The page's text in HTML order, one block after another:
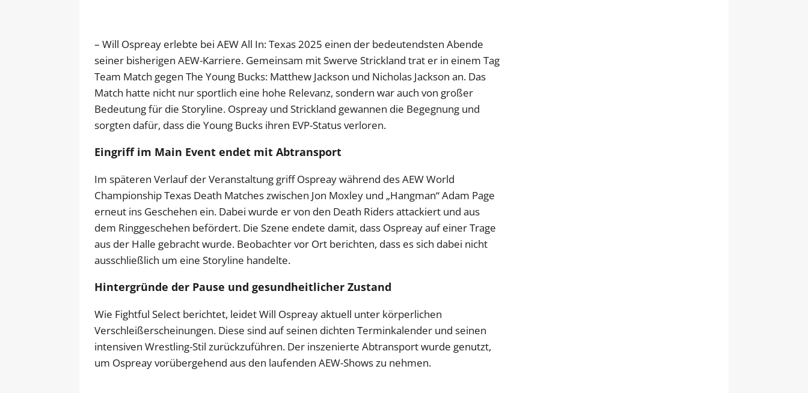
– Will Ospreay erlebte bei AEW All In: Texas 2025 einen der bedeutendsten Abende
seiner bisherigen AEW-Karriere. Gemeinsam mit Swerve Strickland trat er in einem Tag
Team Match gegen The Young Bucks: Matthew Jackson und Nicholas Jackson an. Das
Match hatte nicht nur sportlich eine hohe Relevanz, sondern war auch von großer
Bedeutung für die Storyline. Ospreay und Strickland gewannen die Begegnung und
sorgten dafür, dass die Young Bucks ihren EVP-Status verloren.
Eingriff im Main Event endet mit Abtransport
Im späteren Verlauf der Veranstaltung griff Ospreay während des AEW World
Championship Texas Death Matches zwischen Jon Moxley und „Hangman“ Adam Page
erneut ins Geschehen ein. Dabei wurde er von den Death Riders attackiert und aus
dem Ringgeschehen befördert. Die Szene endete damit, dass Ospreay auf einer Trage
aus der Halle gebracht wurde. Beobachter vor Ort berichten, dass es sich dabei nicht
ausschließlich um eine Storyline handelte.
Hintergründe der Pause und gesundheitlicher Zustand
Wie Fightful Select berichtet, leidet Will Ospreay aktuell unter körperlichen
Verschleißerscheinungen. Diese sind auf seinen dichten Terminkalender und seinen
intensiven Wrestling-Stil zurückzuführen. Der inszenierte Abtransport wurde genutzt,
um Ospreay vorübergehend aus den laufenden AEW-Shows zu nehmen.